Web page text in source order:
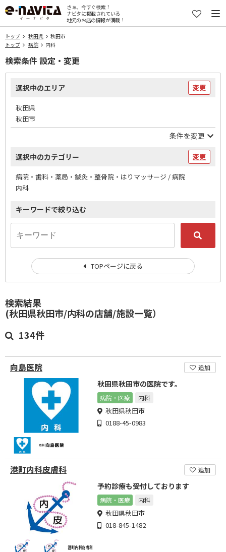
さぁ、今すぐ検索！
ナビタに掲載されている
地元のお店の情報が満載！
トップ 秋田県
秋田市
トップ
病院 内科
検索結果
(秋田県秋田市/内科の店舗/施設一覧）
134件
向島医院 追加
秋田県秋田市の医院です。
病院・医療 内科
秋田県秋田市
0188-45-0983
港町内科皮膚科 追加
予約診療も受付しております
病院・医療 内科
秋田県秋田市
018-845-1482
検索条件 設定・変更
選択中のエリア 変更
秋田県
秋田市
条件を変更
選択中のカテゴリー 変更
病院・歯科・薬局・鍼灸・整骨院・はりマッサージ / 病院
内科
キーワードで絞り込む
TOPページに戻る